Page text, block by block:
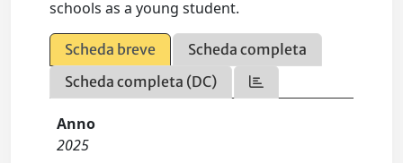
schools as a young student.
Scheda breve
Scheda completa
Scheda completa (DC)
Anno
2025